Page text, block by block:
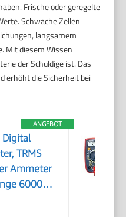
Frische oder geregelte
Schwache Zellen
langsamem
Mit diesem Wissen
der Schuldige ist. Das
erhöht die Sicherheit bei
ANGEBOT
Digital
TRMS
Ammeter
6000